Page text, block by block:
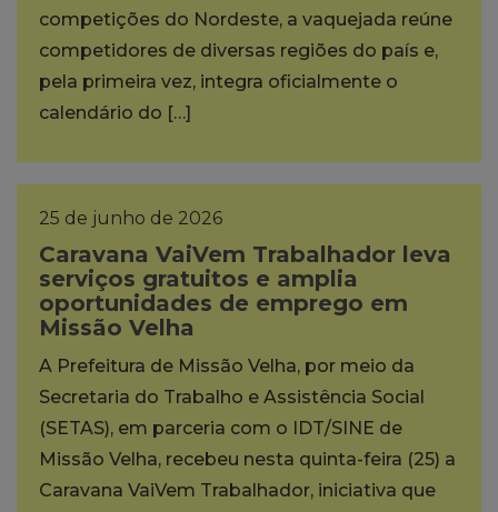
competições do Nordeste, a vaquejada reúne
competidores de diversas regiões do país e,
pela primeira vez, integra oficialmente o
calendário do […]
25 de junho de 2026
Caravana VaiVem Trabalhador leva
serviços gratuitos e amplia
oportunidades de emprego em
Missão Velha
A Prefeitura de Missão Velha, por meio da
Secretaria do Trabalho e Assistência Social
(SETAS), em parceria com o IDT/SINE de
Missão Velha, recebeu nesta quinta-feira (25) a
Caravana VaiVem Trabalhador, iniciativa que